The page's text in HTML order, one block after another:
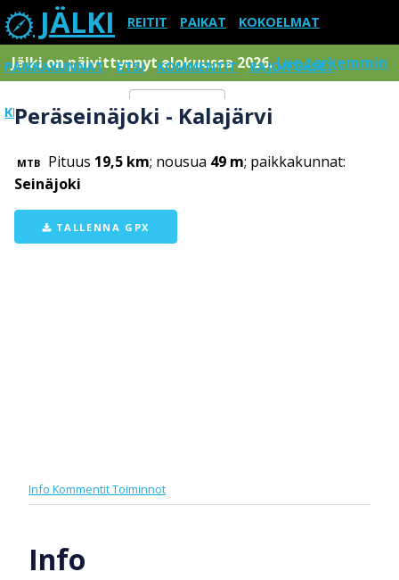
JÄLKI REITIT PAIKAT KOKOELMAT
PAIKKAKUNNAT ETSI KOMMENTIT RAJOITUKSET
KIRJAUDU SISÄÄN Menu
Jälki on päivittynnyt elokuussa 2026.Lue tarkemmin
Peräseinäjoki - Kalajärvi
MTB Pituus 19,5 km; nousua 49 m; paikkakunnat:
Seinäjoki
TALLENNA GPX
Info KommentitToiminnot
Info